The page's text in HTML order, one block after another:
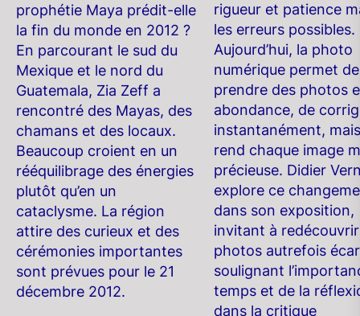
prophétie Maya prédit-elle
la fin du monde en 2012 ?
En parcourant le sud du
Mexique et le nord du
Guatemala, Zia Zeff a
rencontré des Mayas, des
chamans et des locaux.
Beaucoup croient en un
rééquilibrage des énergies
plutôt qu’en un
cataclysme. La région
attire des curieux et des
cérémonies importantes
sont prévues pour le 21
décembre 2012.
rigueur et patience
les erreurs possibles.
Aujourd’hui, la photo
numérique permet de
prendre des photos
abondance, de
instantanément, mais
rend chaque image
précieuse. Didier
explore ce
dans son exposition,
invitant à
photos autrefois
soulignant
temps et de la
dans la critique